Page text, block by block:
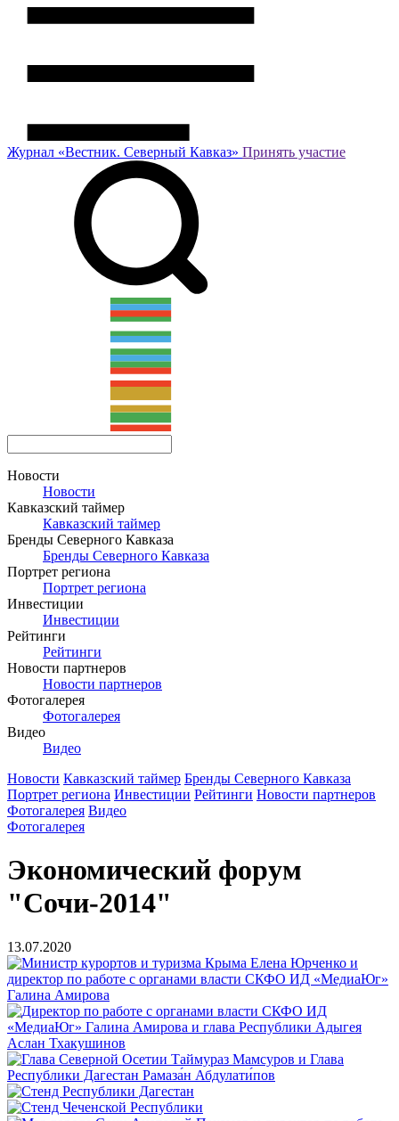
Журнал «Вестник. Северный Кавказ» Принять участие
Новости
Новости
Кавказский таймер
Кавказский таймер
Бренды Северного Кавказа
Бренды Северного Кавказа
Портрет региона
Портрет региона
Инвестиции
Инвестиции
Рейтинги
Рейтинги
Новости партнеров
Новости партнеров
Фотогалерея
Фотогалерея
Видео
Видео
Новости Кавказский таймер Бренды Северного Кавказа
Портрет региона Инвестиции Рейтинги Новости партнеров
Фотогалерея Видео
Фотогалерея
Экономический форум
"Сочи-2014"
13.07.2020